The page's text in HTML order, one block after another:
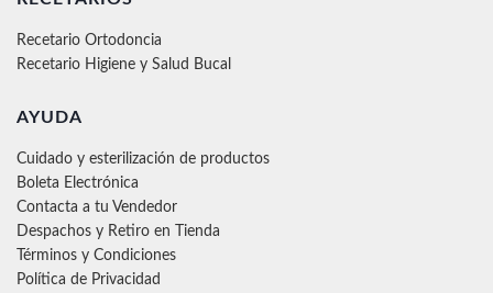
Recetario Ortodoncia
Recetario Higiene y Salud Bucal
AYUDA
Cuidado y esterilización de productos
Boleta Electrónica
Contacta a tu Vendedor
Despachos y Retiro en Tienda
Términos y Condiciones
Política de Privacidad